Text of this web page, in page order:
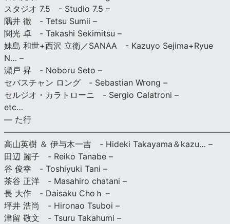
スタジオ 7.5 - Studio 7.5 –
隅井 徹 - Tetsu Sumii –
関光 卓 - Takashi Sekimitsu –
妹島 和世+西沢 立衛／SANAA - Kazuyo Sejima+Ryue
N… –
瀬戸 昇 - Noboru Seto –
セバスチャン ロング - Sebastian Wrong –
セルジオ・カラトローニ - Sergio Calatroni –
etc…
— た行
高山英樹 ＆ 伊与木一吉 - Hideki Takayama＆kazu… –
田辺 麗子 - Reiko Tanabe –
谷 俊幸 - Toshiyuki Tani –
茶谷 正洋 - Masahiro chatani –
長 大作 - Daisaku Choｈ –
坪井 浩尚 - Hironao Tsuboi –
津留 敬文 - Tsuru Takahumi –